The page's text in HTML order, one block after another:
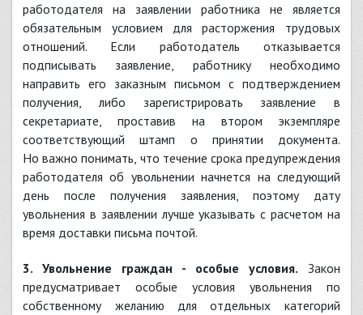
работодателя на заявлении работника не является
обязательным условием для расторжения трудовых
отношений. Если работодатель отказывается
подписывать заявление, работнику необходимо
направить его заказным письмом с подтверждением
получения, либо зарегистрировать заявление в
секретариате, проставив на втором экземпляре
соответствующий штамп о принятии документа.
Но важно понимать, что течение срока предупреждения
работодателя об увольнении начнется на следующий
день после получения заявления, поэтому дату
увольнения в заявлении лучше указывать с расчетом на
время доставки письма почтой.
3. Увольнение граждан - особые условия. Закон
предусматривает особые условия увольнения по
собственному желанию для отдельных категорий